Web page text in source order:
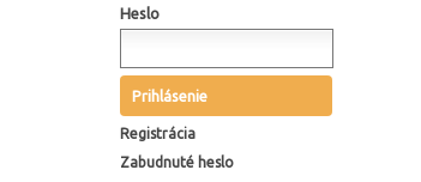
Heslo
Prihlásenie
Registrácia
Zabudnuté heslo